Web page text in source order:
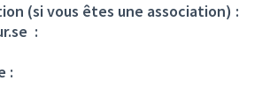
(si vous êtes une association) :
:
: